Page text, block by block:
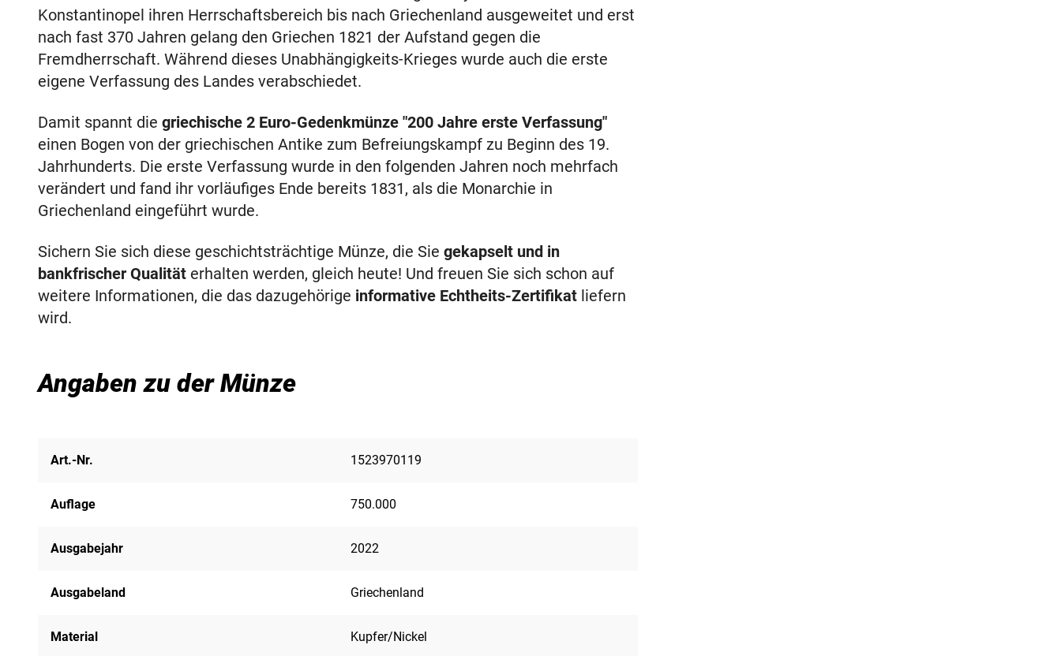
Konstantinopel ihren Herrschaftsbereich bis nach Griechenland ausgeweitet und erst
nach fast 370 Jahren gelang den Griechen 1821 der Aufstand gegen die
Fremdherrschaft. Während dieses Unabhängigkeits-Krieges wurde auch die erste
eigene Verfassung des Landes verabschiedet.
Damit spannt die griechische 2 Euro-Gedenkmünze "200 Jahre erste Verfassung"
einen Bogen von der griechischen Antike zum Befreiungskampf zu Beginn des 19.
Jahrhunderts. Die erste Verfassung wurde in den folgenden Jahren noch mehrfach
verändert und fand ihr vorläufiges Ende bereits 1831, als die Monarchie in
Griechenland eingeführt wurde.
Sichern Sie sich diese geschichtsträchtige Münze, die Sie gekapselt und in
bankfrischer Qualität erhalten werden, gleich heute! Und freuen Sie sich schon auf
weitere Informationen, die das dazugehörige informative Echtheits-Zertifikat liefern
wird.
Angaben zu der Münze
Art.-Nr. 1523970119
Auflage 750.000
Ausgabejahr 2022
Ausgabeland Griechenland
Material Kupfer/Nickel